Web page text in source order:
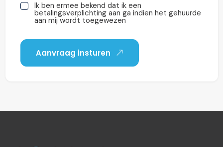
Ik ben ermee bekend dat ik een
betalingsverplichting aan ga indien het gehuurde
aan mij wordt toegewezen
Aanvraag insturen